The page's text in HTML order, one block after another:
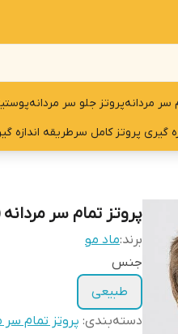
سر مردانهپروتز جلو سر مردانه
گیری پروتز کامل سرطریقه اندازه
پروتز تمام سر مردانه (کد
برند:ماد مو
جنس
طبیعی
دسته‌بندی: پروتز تمام سر